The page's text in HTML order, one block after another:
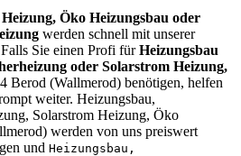
Öko Heizungsbau oder
werden schnell mit unserer
Sie einen Profi fürHeizungsbau
oder Solarstrom Heizung,
Berod (Wallmerod) benötigen, helfen
weiter. Heizungsbau,
Solarstrom Heizung, Öko
werden von uns preiswert
und Heizungsbau,